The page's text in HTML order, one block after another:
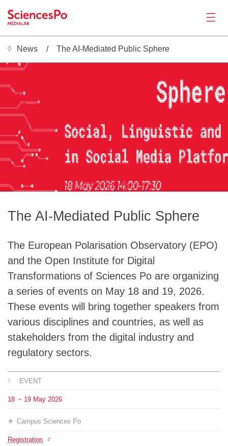
News
Activities
Tools
The médialab
FR |EN
News The AI-Mediated Public Sphere
████████████████████████████████████████████████████████████████████████████████████████████████████████████████████████████████████████████████████████████▒░░ ░▒▓██████████████▒
███████████████████████████████████████████████████████████████████████████████████████████████████████████████████████████████████████████████████████████░  ░░  ░▓█████████████▒
▓▓▓▓▓▓▓▓▓▓████████████████████████████████████████████████████████████████████████████████████████████████████████████████████████████████████████████████▓ ░▒██▓░ ▒█████████████▒
▓▓▓▓▓▓▓▓▓▓▓███████████████████████████████████████████████████████████████████████████████████████████████████████████████████████████████████████████████▒ ░████▒ ░██▒▒▓▓▒▒▓████▒
██████████▓▓██████████████████████████████████████████████████████████████████████████████████████████████████████████████████████████████████████████████▒ ░▓████████░ ░░   ▒███▒ ░▒    ▒████▒     ▒████▓ ░▓░   ▓███▒
███████████▓▒██████████████████████████████████████████████████████████████████████████████████████████████████████████████████████████████████████████████░ ░▒▓██████░ ░▒▓░░ ▓██▒ ░░▒▒░ ░▓██▒  ▒▒▒░ ▓███▓ ░░ ░░░▓██▒ ░▒▒░
████████████▓▒▓████████▓███████████████████████████████████████████████████████████████████████████████████████████████████████████████████████████████████▓░   ░▒████░ ▒███░ ░██▒ ░███▓  ▓█▓░ ▒███▒ ░███▓  ░▓██▓██▓░ ▒███░
██████████████▓▓▓▓▓▓▓▓▓ ▒████████████████████████████████████████████████████████████████████████████████████████████████████████████████████████████████████▒░░  ░██▓░ ▒█▓█▒ ░██▒ ░███▓░ ▒█▓  ▒▓▒▓▒ ░███▓  ▓██████▒ ░▒▓▓▓▒
███████████████▓▓██▓▓▓█▒▓██████████████████████████████████████████████████████████████████████████████████████████████████████████████████████████████████████▓▒░ ▒█▓░ ▒███▒ ░██▒ ░███▓░ ▒█▓ ░      ░▓██▓  ▓██████▒ ░
██████████████████████████████████████████████████████████████████████████████████████████████████████████████████████████████████████████████████████████▒▒▓████▒ ░██░ ▒█▓█▒ ░██▒ ░███▓░ ▒█▓  ▒▓▓▓▒▓▓███▓  ▓██████▒
██████████████████████████████████████████████████████████████████████████████████████████████████████████████████████████████████████████████████████████░ ░████▒ ░██░ ▒███░ ░██▒ ░███▓░ ▓█▓░ ▒█████████▓  ▓██████▓
██████████████████████████████████████████████████████████████████████████████████████████████████████████████████████████████████████████████████████████▓  ▒▓▓▒░ ▒█▓░ ░▒▓▒  ▓██▒ ░███▓░ ▓██▒  ▒▓▓▒ ▒███▓  ▓███████░ ░▒▓▓▒
█████████████████████████████████████▓▓████████████████████████████████████████████████████████████████████████████████████████████████████████████████████▒      ░██▓░ ░    ░███▒ ░███▓░ ▓███░     ░▓███▓  ▓████████░
████████████████████▓▓▓▓▓▓▓▓▓▓▓▓▓▓▓▓▓░░█████████████████████████████████████████████████████████████████████████████████████████████████████████████████████▓▒░░▒▓███▓░
███████████████████▓▓█▓██▓▓▓▓▓▓▓▓▓▓▓█▓▓██████████████████████████████████████████████████████████████████████████████████████████████████████████████████████████████▓░
██████████████████▓▓█████████████████████████████████████████████████████████████████████████████████████████████████████████████████████████████████████████████████▓░
█████████████████▓▓██████████████████████████████████████████████████████████████████████████████████████████████████████████████████████████████████████████████████▓░
████████████████████████████▓▓███████████████████████████████████▒▒▒▓██████████████████▒▒██████████▒
█████████████████████████████▒██████████████████████████████████░ ░░
█████████████████████████████▓▓████████████████████████████████▓ ▓██░▒██▓▒▓████▓▒▓███▓▒▓▓████▓▒▓█████░░█████████████████░▒█████▓▒▓▓███▓▓▓▒▓███▓▒▓▓▓█▓▓██▓▓█▓▒▓▓████▓▒▒▓██▓▒
██████████████████████████████▓▓█▓▓▓▓▓▓▓▓▓▓▓▓▓▓▓▓▓▓▓▓▓▓▒▓███████░░▓████▒ ░░▒██▒ ░░░██▒░ ░███░░▒░░████░░█████████████████░░█████▒░ ░███░░░░ ▓█▓ ░░ ▒█░░██░░█▓░░░███▓░░░ ▒█▒░░░░▒█▓░░ ▓██▓░░░░▓████████▓ ░░░▓█▒ ░░ ▒█▓░░░
██████████████████▓▒███████████▓▓▓▓▓▓▓▓▓▓▓▓▓▓▓▓▓▓▓▓▓▓▓▒ ▓███████▓░ ░▓█▓ ▒█▓ ▓█ ▒█▓░▓███░░███▒▓█▒ ▓███░░█████████████████░░███████░░███░░██ ▒█░░██ ▒█░░██░▒███▒░███▒░██▓▓██▓ ▓█████▒ ▓██▒░██░▒████████▓▓██░▒█▒ ▓█░░█▒
██████████████████░░██████████████████████████████████████████████▓▒ ▓▓ ▓█▓ ▒▓ ▓███████░░███▓░░░ ▓███░░█████████████████░░███████░░███░░██░▒█ ▒██░▒█░░██░▒█▓█▒░███▓░ ░▒███▓ ▓█████▒ ▓██░░█████████████▒░░
█████████████████▓▓████████████████████████████████████████████▓░▓██░▒▓ ▓█▓ ▓█ ▒██▓▓███░▒██▓ ▒█▓ ▓███░░█████████████████░▒███████▒░███░░██░▒█░░██░▒█░░██░▒███▒░███▓█▓▒ ▒██▓ ▓█████▒
▓▓▓▓▓▓▓▓▓▓▓▓▓▓▓▓▒▓███▓█████████████████████████████████████████▓░░▓▒ ▒█░░▓░░▓█░░▓▒ ▓█▓▒░░▒▓▓ ▒▓░ ▓█▓▒░░▒▓██▓▒▓██████████░░▒▒▒▓█▓▒░░▒▓█░░██░░█▒ ▒▒ ▒█▒ ▒▒ ▒█▓▒░ ▒▓█▒░▓▓░▒██▓ ░▒▓█▓▒░ ▒▒█▓ ▒▒ ▒████████▒ ▓▒ ▒█▒░██▒ █▓ ▒▒
████████████████████▓ ▒█████████████████████████████████████████▓░░░▒██▓░░░▓███▒░░▓██▒░░░░▓█▓░░▒░▓█▒░░░░▒██▓
█████████████████████▒▒████████████████████████████████████████████████████████████████████████████████████▓ ▓███████████████████████████████▓▓█▓
███████████████████████▒███████████████████████████████████████████████████████████████████████████████████▒▒████████████████████████████████▓░░
█████████████████████▓▓▓▓▓▓▓▓▓▓▓▓▓▓▓▓▓░▓██████████████████████████░▒█████████████████▓░░░▒██████████████████░░██████████▒░░░██████████░ ▓▓ ▒███████████▓ ▒███▒ █████████████████▒ ░░░▓█▓░░ ▓██████████▓▒▓█████▒
██████████████████████████████████████████████████████████████████▓▓█████████████████░░▓▓ ▒█████████████████▓▓████████████░░██████████░ ▓▒ ▒████████████░▒███▓▓█████████████████▒ ▓▓░░███▒ ▓██████████▓
█████████████████████████▓▓▓▓▓▓░▒██░░███████████████████████████▒░░▒██▓░▒░░▒████████▓ ▒██▓▓█▓░░░▓██▓░░░▓██▒░░▒███▓░░░▒████░░██████████░░░░░▒██▒░░▒██▓░░░ ▒█▓░░░███▓░░░▒█████████▒░██▓ ▓██▒ ▓███░░░▒██▒░░░░▒█▒░░░░░██▒░░▒███▒▒▒
████████████████████████▓▓▓▓▓▓▓░▒██▒▒███████████████████████████▓▒ ▒██▓ ░▓▒ ▓████████▒ ░▒███░░▓▒ ▓█░░▓▒ ▓█▓▓░░███░░█▒ ▓███░░██████████░▒░░▒░█▒ ▓▓ ▒█▒ ▓▒ ▒█▓▓░░███▒░▓▓ ▓████████▒░▓█░░███▒ ▓██▒░▓▓ ▒█▓▒ ▒▓▓█▓▓░▒▓▓█▓ ▒▓ ▒██▒
███████████████████████▓▓████████████▓▓██████▓▓███████████████████░▒██▓ ▒█▓ ▓█████████▓░░░▓▓ ▓██ ▒█ ▒██▒▓███░░████▓▒▒ ▓███░░██████████░▒░▒▒░█░░▓▓░░█░▒██ ▒███▒░████▓▒▒ ▒████████▒ ░░░▓███▒ ▓███▓▒▒ ▒██▓
▓▓▓▓▓▓▓▓▓▓████████████▓▓█████████████▓▓▓▓▓▓▓▓▒ ▓██████████████████░▒██▓ ▒█▓ ▒███████▓▓███░▒▓ ▓██ ▒█ ▒███████░░███▒░▒▒ ▓███░░██████████░▒▓▓░░█░░▒░▒▒█ ▒█▓ ▒█▓█▒ ███▒░▒▒ ▒████████▒░▓▓█████▒ ▓██▒ ▒▒ ▒██▓ ▓████▓░▒███░░██▒
▓▓▓▓▓▓▓▓▓▓▓█████████▓░▒███████████████████████▓███████████████████░▒██▓ ▒█▓ ▓███████▓ ▒██░░█ ▒█▓ ▓█░░█▓░▓███░░███ ▒█▓ ▓█▓█░░██████████░▒██░░█░░██▓▓█░░█▓ ▒█▓█▒░███░░█▓ ▒████████▒░███████▒ ▓██░░██ ▒██▓ ▒█████░▒███▒
███████████▒▓████████░▒█████████████████████████████████████████▒  ░ ▓█ ▒█▓ ▒████████▒ ░░░▓█▒ ░ ▒██▓░░ ░██▒ ░░ ▒█▒ ░░ ▓█▒ ░░ ▒████████░▒██░░█▓░ ░ ▒█▓ ░░ ▒█▓ ░  ▒█▒ ░░ ▒████████▒░█████▓ ░  ░█▒ ░░ ▒███░ ░░███
██████████████▓▓▓▓▓▓▓▓▓
▓▓▓▓▓▓▓▓▓▓▓▓████████▓ ▒▓▓▓▓▓▓▓▒
█████████████▓▓▓▓▓▓▓▓▓▓▓▓▓▓▓▓▓▓▓▓▓▓▓▓▓▓▓▓▓▓▓▓▓▓▓▓▓▓▓▓▓▒
The AI-Mediated Public Sphere
The European Polarisation Observatory (EPO)
and the Open Institute for Digital
Transformations of Sciences Po are organizing
a series of events on May 18 and 19, 2026.
These events will bring together speakers from
various disciplines and countries, as well as
stakeholders from the digital industry and
regulatory sectors.
EVENT
18 ⇥ 19 May 2026
Campus Sciences Po
Registration